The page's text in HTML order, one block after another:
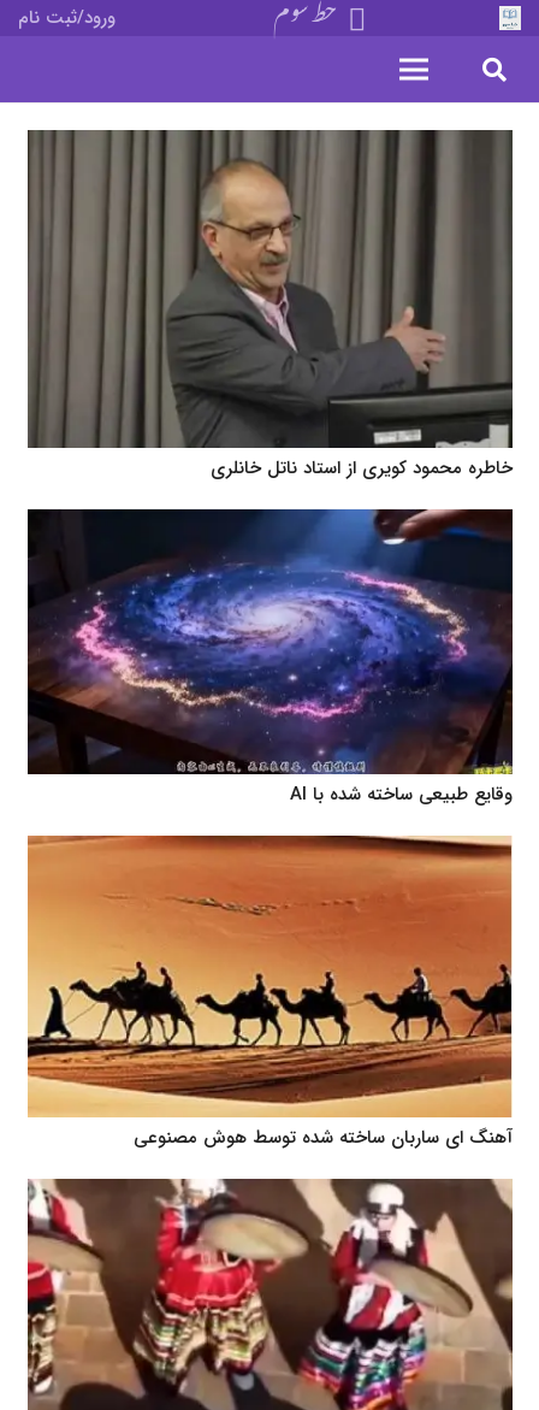
خط سوم ورود/ثبت نام
خاطره محمود کویری از استاد ناتل خانلری
وقایع طبیعی ساخته شده با AI
آهنگ ای ساربان ساخته شده توسط هوش مصنوعی